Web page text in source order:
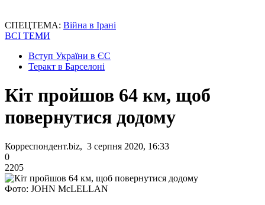
СПЕЦТЕМА: Війна в Ірані
ВСІ ТЕМИ
Вступ України в ЄС
Теракт в Барселоні
Кіт пройшов 64 км, щоб
повернутися додому
Корреспондент.biz, 3 серпня 2020, 16:33
0
2205
Фото: JOHN McLELLAN